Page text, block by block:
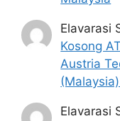
59 TAHUN
RM150
RUJUKAN
Pihak kami
Elavarasi
Kosong
Austria
Elavarasi